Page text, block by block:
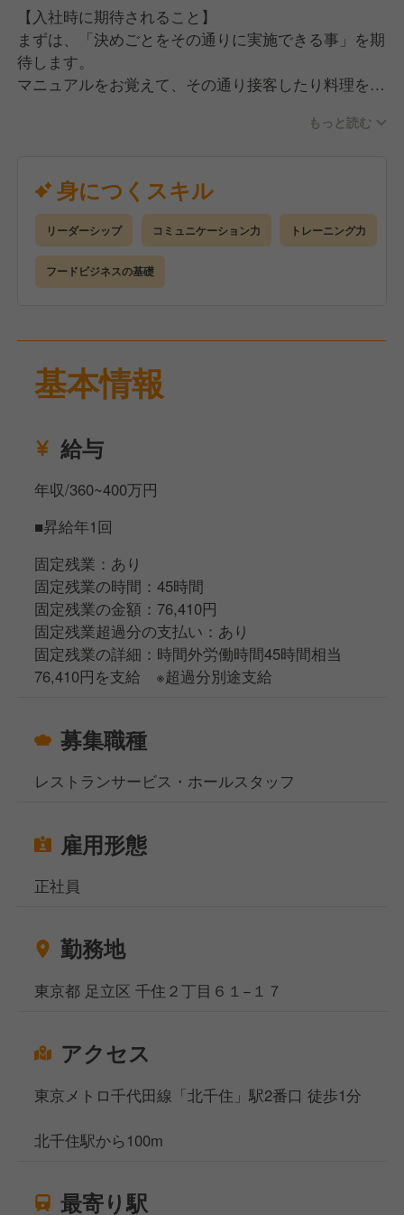
【入社時に期待されること】
まずは、「決めごとをその通りに実施できる事」を期
待します。
マニュアルをお覚えて、その通り接客したり料理を作
習得できます。
もちろん、時間がかかっても大丈夫。あなたのペース
で構いません。
もっと読む
身につくスキル
リーダーシップ コミュニケーション力 トレーニング力
フードビジネスの基礎
基本情報
給与
年収/360~400万円
■昇給年1回
固定残業：あり
固定残業の時間：45時間
固定残業の金額：76,410円
固定残業超過分の支払い：あり
固定残業の詳細：時間外労働時間45時間相当
76,410円を支給 ※超過分別途支給
募集職種
レストランサービス・ホールスタッフ
雇用形態
正社員
勤務地
東京都 足立区 千住２丁目６１−１７
アクセス
東京メトロ千代田線「北千住」駅2番口 徒歩1分
北千住駅から100m
最寄り駅